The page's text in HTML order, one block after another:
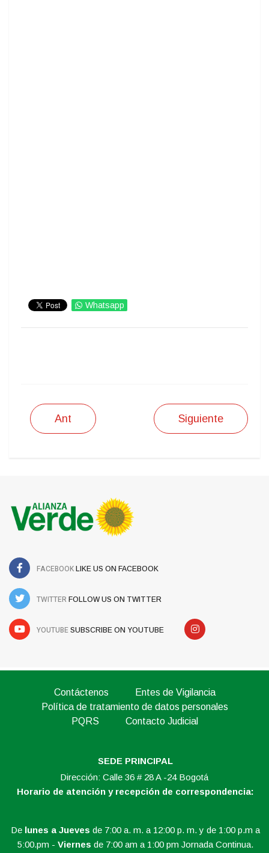
Whatsapp
Ant Siguiente
FACEBOOK LIKE US ON FACEBOOK
TWITTER FOLLOW US ON TWITTER
YOUTUBE SUBSCRIBE ON YOUTUBE
Contáctenos
Entes de Vigilancia
Política de tratamiento de datos personales
PQRS
Contacto Judicial
SEDE PRINCIPAL
Dirección: Calle 36 # 28 A -24 Bogotá
Horario de atención y recepción de correspondencia:
De lunes a Jueves de 7:00 a. m. a 12:00 p. m. y de 1:00 p.m a
5:00.pm - Viernes de 7:00 am a 1:00 pm Jornada Continua.